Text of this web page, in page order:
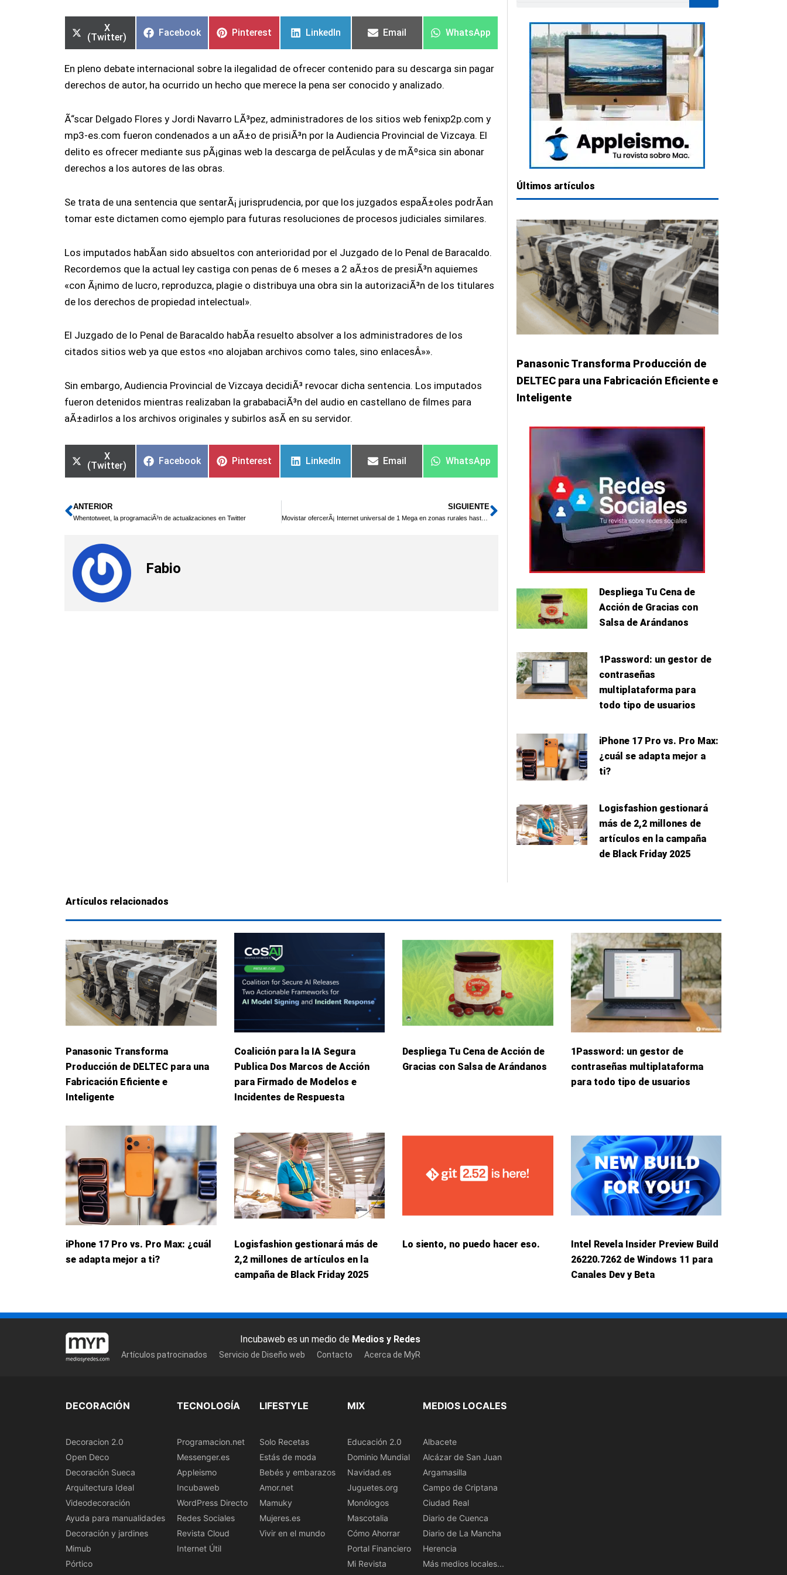
en
X
(Twitter)
en
Facebook
en
Pinterest
en
LinkedIn
en
Email
en
WhatsApp
En pleno debate internacional sobre la ilegalidad de ofrecer contenido para su descarga sin pagar
derechos de autor, ha ocurrido un hecho que merece la pena ser conocido y analizado.
Ã“scar Delgado Flores y Jordi Navarro LÃ³pez, administradores de los sitios web fenixp2p.com y
mp3-es.com fueron condenados a un aÃ±o de prisiÃ³n por la Audiencia Provincial de Vizcaya. El
delito es ofrecer mediante sus pÃ¡ginas web la descarga de pelÃ­culas y de mÃºsica sin abonar
derechos a los autores de las obras.
Se trata de una sentencia que sentarÃ¡ jurisprudencia, por que los juzgados espaÃ±oles podrÃ­an
tomar este dictamen como ejemplo para futuras resoluciones de procesos judiciales similares.
Los imputados habÃ­an sido absueltos con anterioridad por el Juzgado de lo Penal de Baracaldo.
Recordemos que la actual ley castiga con penas de 6 meses a 2 aÃ±os de presiÃ³n aquiemes
«con Ã¡nimo de lucro, reproduzca, plagie o distribuya una obra sin la autorizaciÃ³n de los titulares
de los derechos de propiedad intelectual».
El Juzgado de lo Penal de Baracaldo habÃ­a resuelto absolver a los administradores de los
citados sitios web ya que estos «no alojaban archivos como tales, sino enlacesÂ»».
Sin embargo, Audiencia Provincial de Vizcaya decidiÃ³ revocar dicha sentencia. Los imputados
fueron detenidos mientras realizaban la grababaciÃ³n del audio en castellano de filmes para
aÃ±adirlos a los archivos originales y subirlos asÃ­ en su servidor.
en
X
(Twitter)
en
Facebook
en
Pinterest
en
LinkedIn
en
Email
en
WhatsApp
Ant
ANTERIOR
Whentotweet, la programaciÃ³n de actualizaciones en Twitter
SIGUIENTE
Movistar ofercerÃ¡ Internet universal de 1 Mega en zonas rurales hasta fines de 2016 Siguiente
Fabio
Últimos artículos
Panasonic Transforma Producción de
DELTEC para una Fabricación Eficiente e
Inteligente
Despliega Tu Cena de
Acción de Gracias con
Salsa de Arándanos
1Password: un gestor de
contraseñas
multiplataforma para
todo tipo de usuarios
iPhone 17 Pro vs. Pro Max:
¿cuál se adapta mejor a
ti?
Logisfashion gestionará
más de 2,2 millones de
artículos en la campaña
de Black Friday 2025
Artículos relacionados
Panasonic Transforma
Producción de DELTEC para una
Fabricación Eficiente e
Inteligente
Coalición para la IA Segura
Publica Dos Marcos de Acción
para Firmado de Modelos e
Incidentes de Respuesta
Despliega Tu Cena de Acción de
Gracias con Salsa de Arándanos
1Password: un gestor de
contraseñas multiplataforma
para todo tipo de usuarios
iPhone 17 Pro vs. Pro Max: ¿cuál
se adapta mejor a ti?
Logisfashion gestionará más de
2,2 millones de artículos en la
campaña de Black Friday 2025
Lo siento, no puedo hacer eso.
Intel Revela Insider Preview Build
26220.7262 de Windows 11 para
Canales Dev y Beta
Incubaweb es un medio de Medios y Redes
Artículos patrocinados Servicio de Diseño web Contacto Acerca de MyR
DECORACIÓN
Decoracion 2.0
Open Deco
Decoración Sueca
Arquitectura Ideal
Videodecoración
Ayuda para manualidades
Decoración y jardines
Mimub
Pórtico
TECNOLOGÍA
Programacion.net
Messenger.es
Appleismo
Incubaweb
WordPress Directo
Redes Sociales
Revista Cloud
Internet Útil
LIFESTYLE
Solo Recetas
Estás de moda
Bebés y embarazos
Amor.net
Mamuky
Mujeres.es
Vivir en el mundo
MIX
Educación 2.0
Dominio Mundial
Navidad.es
Juguetes.org
Monólogos
Mascotalia
Cómo Ahorrar
Portal Financiero
Mi Revista
MEDIOS LOCALES
Albacete
Alcázar de San Juan
Argamasilla
Campo de Criptana
Ciudad Real
Diario de Cuenca
Diario de La Mancha
Herencia
Más medios locales...